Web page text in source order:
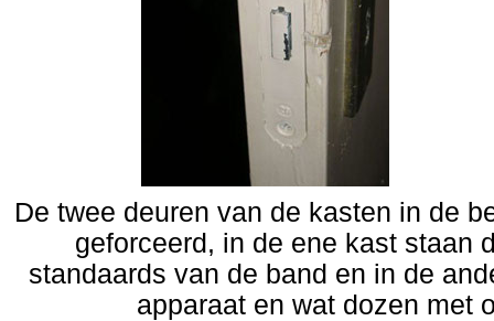
De twee deuren van de kasten in de
geforceerd, in de ene kast staan
standaards van de band en in de
apparaat en wat dozen met